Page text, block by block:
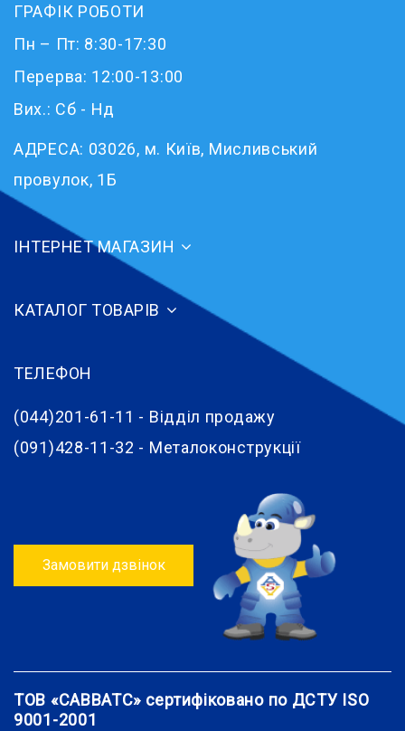
ГРАФІК РОБОТИ
Пн – Пт: 8:30-17:30
Перерва: 12:00-13:00
Вих.: Сб - Нд
АДРЕСА: 03026, м. Київ, Мисливський
провулок, 1Б
ІНТЕРНЕТ МАГАЗИН
КАТАЛОГ ТОВАРІВ
ТЕЛЕФОН
(044)201-61-11 - Відділ продажу
(091)428-11-32 - Металоконструкції
Замовити дзвінок
ТОВ «САВВАТС» сертифіковано по ДСТУ ISO
9001-2001